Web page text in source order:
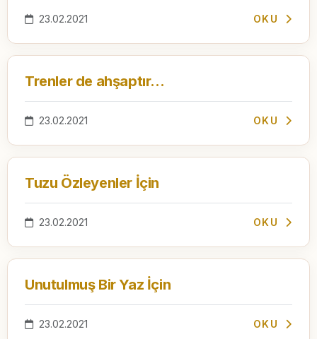
23.02.2021 OKU
Trenler de ahşaptır...
23.02.2021 OKU
Tuzu Özleyenler İçin
23.02.2021 OKU
Unutulmuş Bir Yaz İçin
23.02.2021 OKU